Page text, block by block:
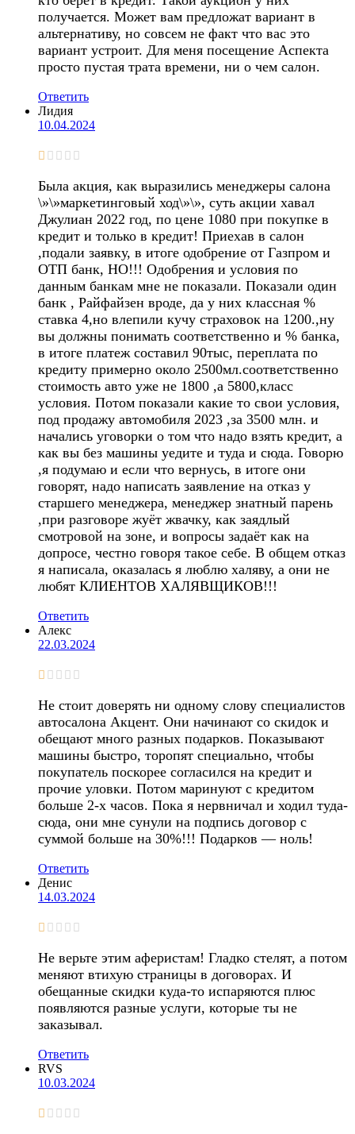
получается. Может вам предложат вариант в
альтернативу, но совсем не факт что вас это
вариант устроит. Для меня посещение Аспекта
просто пустая трата времени, ни о чем салон.
Ответить
Лидия
10.04.2024
Была акция, как выразились менеджеры салона
\»\»маркетинговый ход\»\», суть акции хавал
Джулиан 2022 год, по цене 1080 при покупке в
кредит и только в кредит! Приехав в салон
,подали заявку, в итоге одобрение от Газпром и
ОТП банк, НО!!! Одобрения и условия по
данным банкам мне не показали. Показали один
банк , Райфайзен вроде, да у них классная %
ставка 4,но влепили кучу страховок на 1200.,ну
вы должны понимать соответственно и % банка,
в итоге платеж составил 90тыс, переплата по
кредиту примерно около 2500мл.соответственно
стоимость авто уже не 1800 ,а 5800,класс
условия. Потом показали какие то свои условия,
под продажу автомобиля 2023 ,за 3500 млн. и
начались уговорки о том что надо взять кредит, а
как вы без машины уедите и туда и сюда. Говорю
,я подумаю и если что вернусь, в итоге они
говорят, надо написать заявление на отказ у
старшего менеджера, менеджер знатный парень
,при разговоре жуёт жвачку, как заядлый
смотровой на зоне, и вопросы задаёт как на
допросе, честно говоря такое себе. В общем отказ
я написала, оказалась я люблю халяву, а они не
любят КЛИЕНТОВ ХАЛЯВЩИКОВ!!!
Ответить
Алекс
22.03.2024
Не стоит доверять ни одному слову специалистов
автосалона Акцент. Они начинают со скидок и
обещают много разных подарков. Показывают
машины быстро, торопят специально, чтобы
покупатель поскорее согласился на кредит и
прочие уловки. Потом маринуют с кредитом
больше 2-х часов. Пока я нервничал и ходил туда-
сюда, они мне сунули на подпись договор с
суммой больше на 30%!!! Подарков — ноль!
Ответить
Денис
14.03.2024
Не верьте этим аферистам! Гладко стелят, а потом
меняют втихую страницы в договорах. И
обещанные скидки куда-то испаряются плюс
появляются разные услуги, которые ты не
заказывал.
Ответить
RVS
10.03.2024